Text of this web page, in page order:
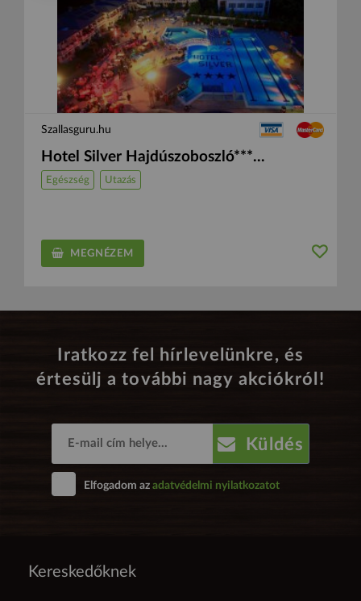
Szallasguru.hu
Hotel Silver Hajdúszoboszló***...
Egészség Utazás
MEGNÉZEM
Iratkozz fel hírlevelünkre, és
értesülj a további nagy akciókról!
Küldés
Elfogadom az adatvédelmi nyilatkozatot
Kereskedőknek